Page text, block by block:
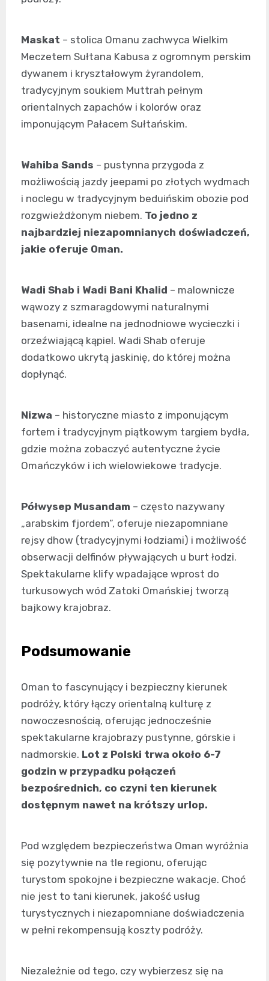
Maskat – stolica Omanu zachwyca Wielkim
Meczetem Sułtana Kabusa z ogromnym perskim
dywanem i kryształowym żyrandolem,
tradycyjnym soukiem Muttrah pełnym
orientalnych zapachów i kolorów oraz
imponującym Pałacem Sułtańskim.
Wahiba Sands – pustynna przygoda z
możliwością jazdy jeepami po złotych wydmach
i noclegu w tradycyjnym beduińskim obozie pod
rozgwieżdżonym niebem. To jedno z
najbardziej niezapomnianych doświadczeń,
jakie oferuje Oman.
Wadi Shab i Wadi Bani Khalid – malownicze
wąwozy z szmaragdowymi naturalnymi
basenami, idealne na jednodniowe wycieczki i
orzeźwiającą kąpiel. Wadi Shab oferuje
dodatkowo ukrytą jaskinię, do której można
dopłynąć.
Nizwa – historyczne miasto z imponującym
fortem i tradycyjnym piątkowym targiem bydła,
gdzie można zobaczyć autentyczne życie
Omańczyków i ich wielowiekowe tradycje.
Półwysep Musandam – często nazywany
„arabskim fjordem”, oferuje niezapomniane
rejsy dhow (tradycyjnymi łodziami) i możliwość
obserwacji delfinów pływających u burt łodzi.
Spektakularne klify wpadające wprost do
turkusowych wód Zatoki Omańskiej tworzą
bajkowy krajobraz.
Podsumowanie
Oman to fascynujący i bezpieczny kierunek
podróży, który łączy orientalną kulturę z
nowoczesnością, oferując jednocześnie
spektakularne krajobrazy pustynne, górskie i
nadmorskie. Lot z Polski trwa około 6-7
godzin w przypadku połączeń
bezpośrednich, co czyni ten kierunek
dostępnym nawet na krótszy urlop.
Pod względem bezpieczeństwa Oman wyróżnia
się pozytywnie na tle regionu, oferując
turystom spokojne i bezpieczne wakacje. Choć
nie jest to tani kierunek, jakość usług
turystycznych i niezapomniane doświadczenia
w pełni rekompensują koszty podróży.
Niezależnie od tego, czy wybierzesz się na